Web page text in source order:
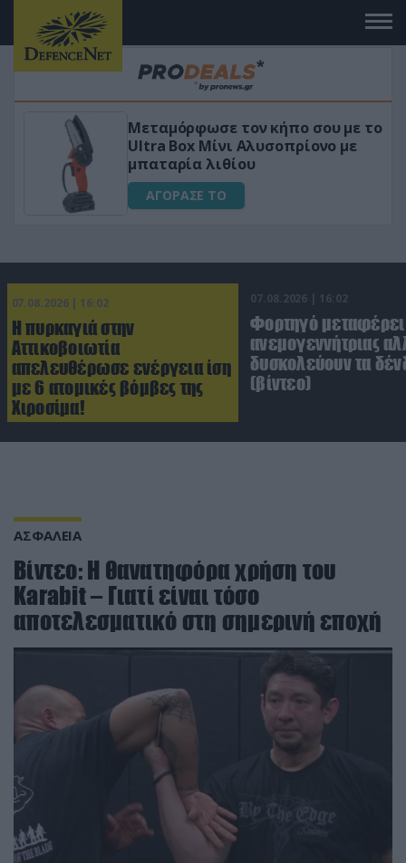
Μεταμόρφωσε τον κήπο σου με το
Ultra Box Μίνι Αλυσοπρίονο με
μπαταρία λιθίου
ΑΓΟΡΑΣΕ ΤΟ
07.08.2026 | 16:02
Η πυρκαγιά στην
Αττικοβοιωτία
απελευθέρωσε ενέργεια ίση
με 6 ατομικές βόμβες της
Χιροσίμα!
07.08.2026 | 16:02
Φορτηγό μεταφέρει
ανεμογεννήτριας
δυσκολεύουν τα
(βίντεο)
ΑΣΦΑΛΕΙΑ
Βίντεο: Η θανατηφόρα χρήση του
Karabit – Γιατί είναι τόσο
αποτελεσματικό στη σημερινή εποχή